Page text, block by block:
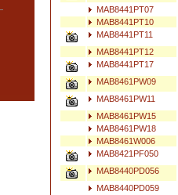
MAB8441PT07
MAB8441PT10
MAB8441PT11
MAB8441PT12
MAB8441PT17
MAB8461PW09
MAB8461PW11
MAB8461PW15
MAB8461PW18
MAB8461W006
MAB8421PF050
MAB8440PD056
MAB8440PD059